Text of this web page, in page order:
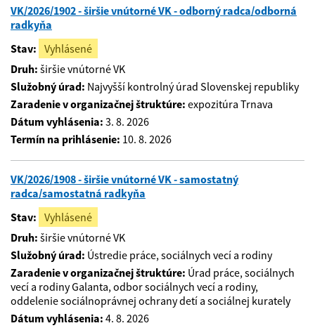
VK/2026/1902 - širšie vnútorné VK - odborný radca/odborná
radkyňa
Stav: Vyhlásené
Druh: širšie vnútorné VK
Služobný úrad: Najvyšší kontrolný úrad Slovenskej republiky
Zaradenie v organizačnej štruktúre: expozitúra Trnava
Dátum vyhlásenia: 3. 8. 2026
Termín na prihlásenie: 10. 8. 2026
VK/2026/1908 - širšie vnútorné VK - samostatný
radca/samostatná radkyňa
Stav: Vyhlásené
Druh: širšie vnútorné VK
Služobný úrad: Ústredie práce, sociálnych vecí a rodiny
Zaradenie v organizačnej štruktúre: Úrad práce, sociálnych
vecí a rodiny Galanta, odbor sociálnych vecí a rodiny,
oddelenie sociálnoprávnej ochrany detí a sociálnej kurately
Dátum vyhlásenia: 4. 8. 2026